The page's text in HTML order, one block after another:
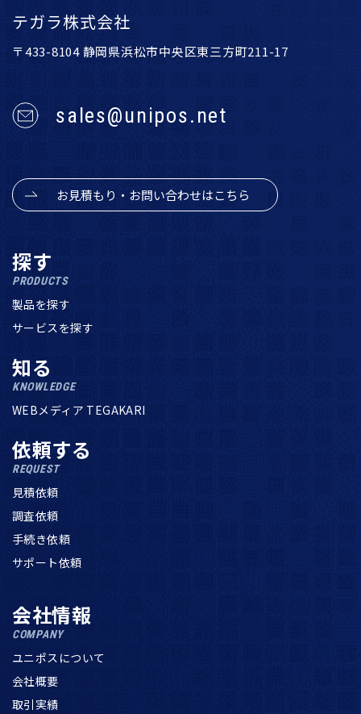
テガラ株式会社
〒433-8104 静岡県浜松市中央区東三方町211-17
sales@unipos.net
お見積もり・お問い合わせはこちら
探す
PRODUCTS
製品を探す
サービスを探す
知る
KNOWLEDGE
WEBメディア TEGAKARI
依頼する
REQUEST
見積依頼
調査依頼
手続き依頼
サポート依頼
会社情報
COMPANY
ユニポスについて
会社概要
取引実績